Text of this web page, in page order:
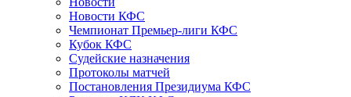
Новости КФС
Чемпионат Премьер-лиги КФС
Кубок КФС
Судейские назначения
Протоколы матчей
Постановления Президиума КФС